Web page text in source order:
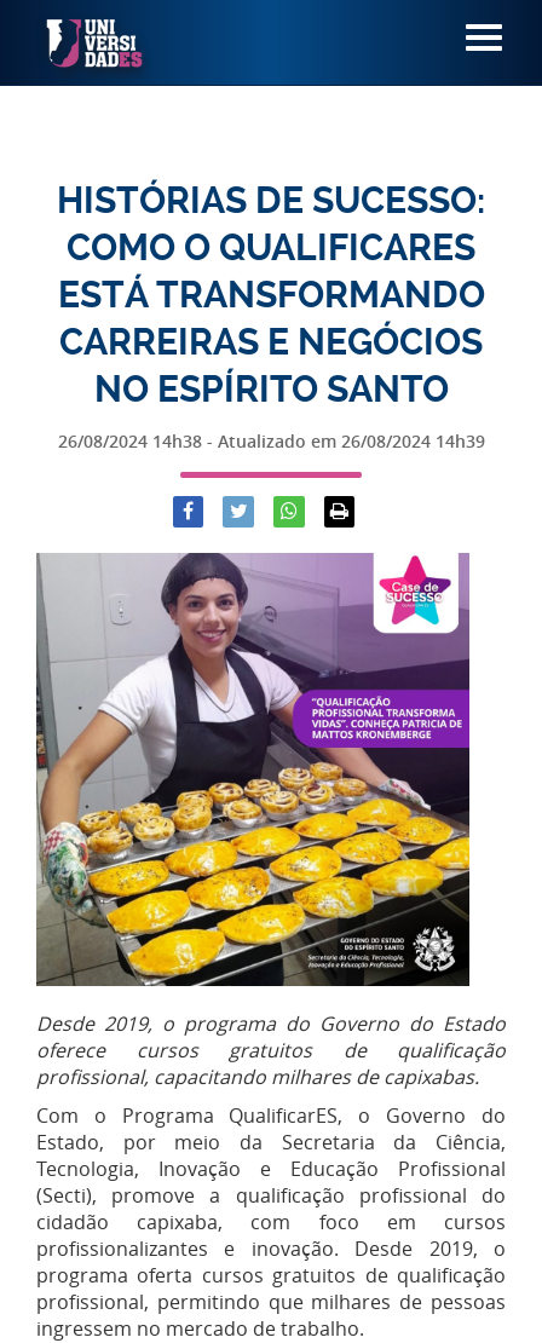
HISTÓRIAS DE SUCESSO:
COMO O QUALIFICARES
ESTÁ TRANSFORMANDO
CARREIRAS E NEGÓCIOS
NO ESPÍRITO SANTO
26/08/2024 14h38 - Atualizado em 26/08/2024 14h39
Desde 2019, o programa do Governo do Estado
oferece cursos gratuitos de qualificação
profissional, capacitando milhares de capixabas.
Com o Programa QualificarES, o Governo do
Estado, por meio da Secretaria da Ciência,
Tecnologia, Inovação e Educação Profissional
(Secti), promove a qualificação profissional do
cidadão capixaba, com foco em cursos
profissionalizantes e inovação. Desde 2019, o
programa oferta cursos gratuitos de qualificação
profissional, permitindo que milhares de pessoas
ingressem no mercado de trabalho.